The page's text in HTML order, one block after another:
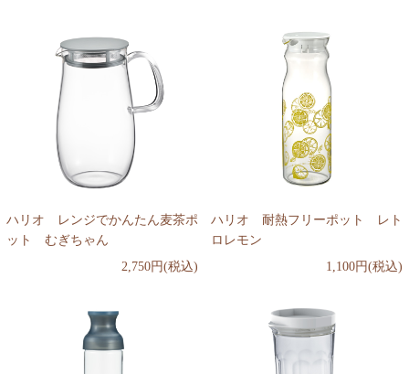
ハリオ レンジでかんたん麦茶ポ
ット むぎちゃん
2,750円(税込)
ハリオ 耐熱フリーポット レト
ロレモン
1,100円(税込)